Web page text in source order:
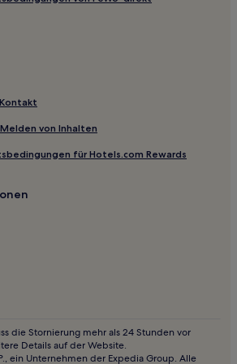
Cannes
Frühstück in Cannes
Mouans-Sartoux
Mandelieu-la-Napoule
Fayence
Valbonne
Raphaël Anthéor-Cap-Roux
von Inhalten
für Hotels.com Rewards
die Stornierung mehr als 24 Stunden vor
Details auf der Website.
ein Unternehmen der Expedia Group. Alle